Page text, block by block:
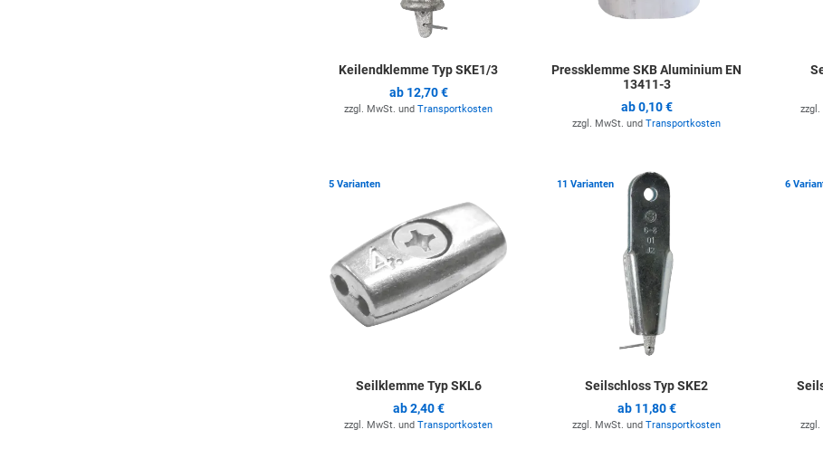
Keilendklemme Typ SKE1/3
ab 12,70 €
zzgl. MwSt. und Transportkosten
Pressklemme SKB Aluminium EN
13411-3
ab0,10 €
zzgl. MwSt. und Transportkosten
zzgl.
5 Varianten Zur Merkliste hinzufügen
Seilklemme Typ SKL6
ab2,40 €
zzgl. MwSt. und Transportkosten
11 Varianten Zur
Seilschloss Typ SKE2
ab 11,80 €
zzgl. MwSt. und Transportkosten
6
zzgl.